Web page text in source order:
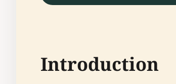
Introduction